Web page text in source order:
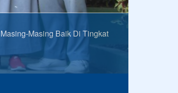
Masing Baik Di Tingkat